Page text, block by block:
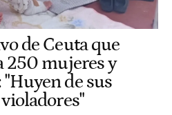
de Ceuta que
250 mujeres y
de sus